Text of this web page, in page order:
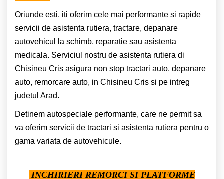
Oriunde esti, iti oferim cele mai performante si rapide
servicii de asistenta rutiera, tractare, depanare
autovehicul la schimb, reparatie sau asistenta
medicala. Serviciul nostru de asistenta rutiera di
Chisineu Cris asigura non stop tractari auto, depanare
auto, remorcare auto, in Chisineu Cris si pe intreg
judetul Arad.
Detinem autospeciale performante, care ne permit sa
va oferim servicii de tractari si asistenta rutiera pentru o
gama variata de autovehicule.
INCHIRIERI REMORCI SI PLATFORME